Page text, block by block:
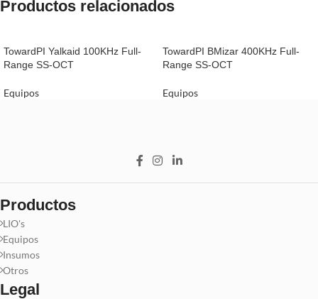
Productos relacionados
TowardPI Yalkaid 100KHz Full-
Range SS-OCT
Equipos
TowardPI BMizar 400KHz Full-
Range SS-OCT
Equipos
Productos
LIO's
Equipos
Insumos
Otros
Legal